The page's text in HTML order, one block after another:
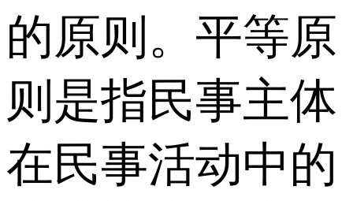
的原则。平等原
则是指民事主体
在民事活动中的